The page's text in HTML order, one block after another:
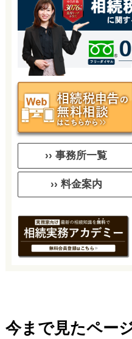
›› 事務所一覧
›› 料金案内
今まで見たペー